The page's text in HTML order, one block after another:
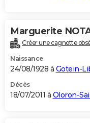
Marguerite
Créer une cagnotte
Naissance
24/08/1928 à Gotein-
Décès
18/07/2011 à Oloron-